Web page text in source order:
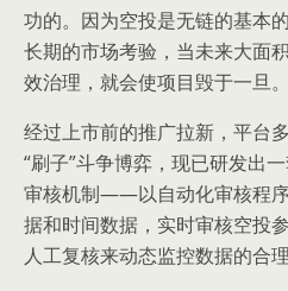
功的。因为空投是无链的基本
长期的市场考验，当未来大面
效治理，就会使项目毁于一旦。
经过上市前的推广拉新，平台
“刷子”斗争博弈，现已研发出
审核机制——以自动化审核程
据和时间数据，实时审核空投
人工复核来动态监控数据的合理